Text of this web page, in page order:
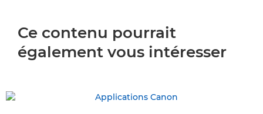
Ce contenu pourrait
également vous intéresser